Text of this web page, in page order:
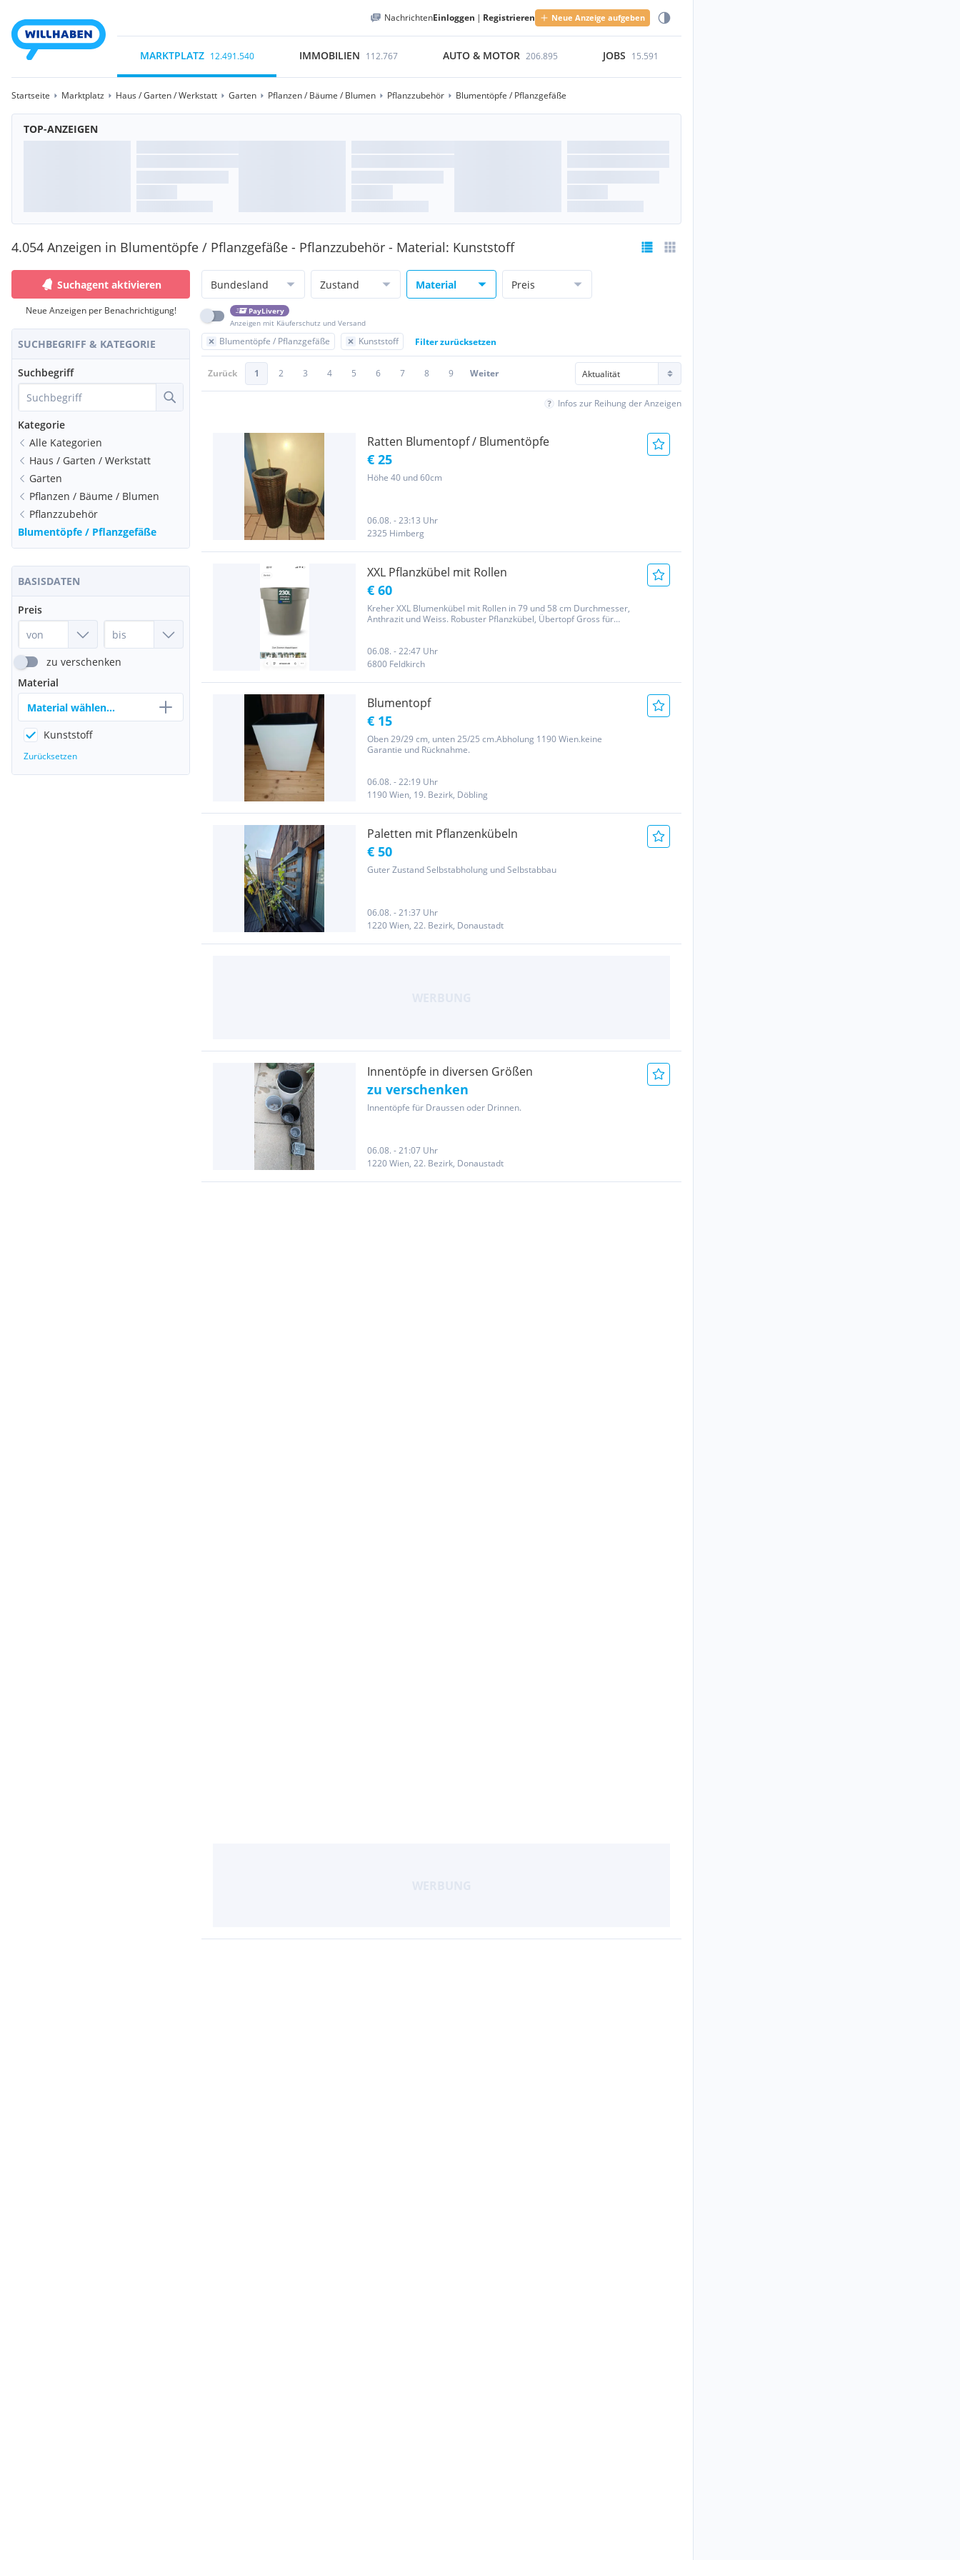
NachrichtenEinloggen | Registrieren Neue Anzeige aufgeben
MARKTPLATZ 12.491.540 IMMOBILIEN 112.767 AUTO & MOTOR 206.895 JOBS 15.591
Startseite Marktplatz Haus / Garten / Werkstatt Garten Pflanzen / Bäume / Blumen Pflanzzubehör Blumentöpfe / Pflanzgefäße
TOP-ANZEIGEN
4.054 Anzeigen in Blumentöpfe / Pflanzgefäße - Pflanzzubehör - Material: Kunststoff
Suchagent aktivieren
Neue Anzeigen per Benachrichtigung!
SUCHBEGRIFF & KATEGORIE
Suchbegriff
Kategorie
Alle Kategorien
Haus / Garten / Werkstatt
Garten
Pflanzen / Bäume / Blumen
Pflanzzubehör
Blumentöpfe / Pflanzgefäße
BASISDATEN
Preis
zu verschenken
Material
Material wählen...
Kunststoff
Zurücksetzen
Bundesland Zustand Material Preis
PayLivery
Anzeigen mit Käuferschutz und Versand
Blumentöpfe / Pflanzgefäße Kunststoff Filter zurücksetzen
Zurück 1 2 3 4 5 6 7 8 9 Weiter
Infos zur Reihung der Anzeigen
Ratten Blumentopf / Blumentöpfe
€ 25
Höhe 40 und 60cm
06.08. - 23:13 Uhr
2325 Himberg
XXL Pflanzkübel mit Rollen
€ 60
Kreher XXL Blumenkübel mit Rollen in 79 und 58 cm Durchmesser,
Anthrazit und Weiss. Robuster Pflanzkübel, Übertopf Gross für
06.08. - 22:47 Uhr
6800 Feldkirch
Blumentopf
€ 15
Oben 29/29 cm, unten 25/25 cm.Abholung 1190 Wien.keine
Garantie und Rücknahme.
06.08. - 22:19 Uhr
1190 Wien, 19. Bezirk, Döbling
Paletten mit Pflanzenkübeln
€ 50
Guter Zustand Selbstabholung und Selbstabbau
06.08. - 21:37 Uhr
1220 Wien, 22. Bezirk, Donaustadt
Innentöpfe in diversen Größen
zu verschenken
Innentöpfe für Draussen oder Drinnen.
06.08. - 21:07 Uhr
1220 Wien, 22. Bezirk, Donaustadt